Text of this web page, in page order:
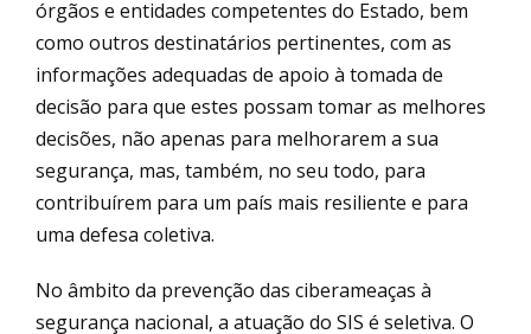
órgãos e entidades competentes do Estado, bem
como outros destinatários pertinentes, com as
informações adequadas de apoio à tomada de
decisão para que estes possam tomar as melhores
decisões, não apenas para melhorarem a sua
segurança, mas, também, no seu todo, para
contribuírem para um país mais resiliente e para
uma defesa coletiva.
No âmbito da prevenção das ciberameaças à
segurança nacional, a atuação do SIS é seletiva. O